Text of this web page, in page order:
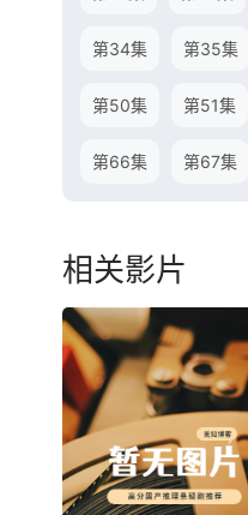
第34集 第35集
第50集 第51集
第66集 第67集
相关影片